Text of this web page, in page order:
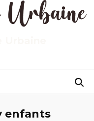
enfants